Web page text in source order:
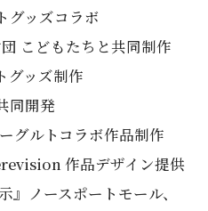
ッズコラボ
こどもたちと共同制作
グッズ制作
同開発
グルトコラボ作品制作
作品デザイン提供
』ノースポートモール、